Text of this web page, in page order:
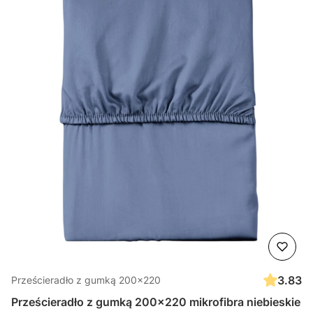
Prześcieradło z gumką 200x220
3.83
Prześcieradło z gumką 200x220 mikrofibra niebieskie